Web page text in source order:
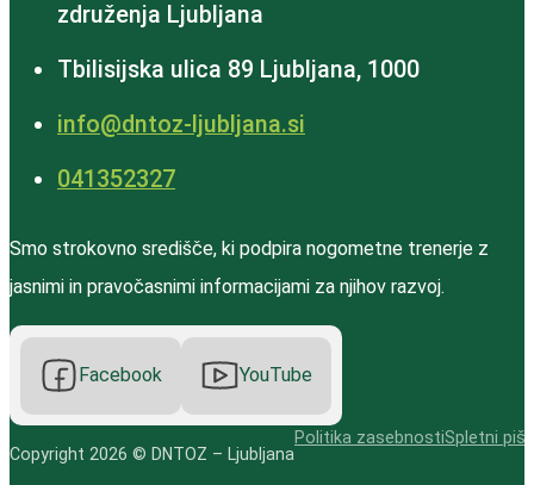
združenja Ljubljana
Tbilisijska ulica 89 Ljubljana, 1000
info@dntoz-ljubljana.si
‭041352327‬
Smo strokovno središče, ki podpira nogometne trenerje z
jasnimi in pravočasnimi informacijami za njihov razvoj.
Facebook YouTube
Copyright 2026 © DNTOZ – Ljubljana
Politika zasebnostiSpletni